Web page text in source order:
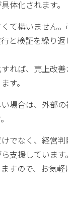
体化されます。
て構いません
と検証を繰り
れば、売上改
す。
場合は、外部
でなく、経営
支援しています。
すので、お気